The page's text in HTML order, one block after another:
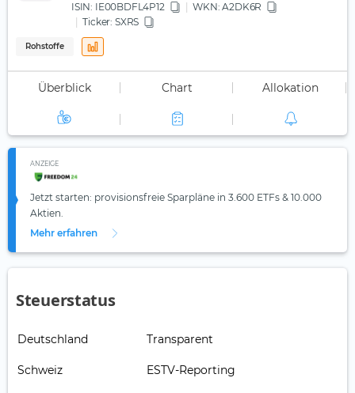
ISIN: IE00BDFL4P12 WKN: A2DK6R
Ticker: SXRS
Rohstoffe
Überblick Chart Allokation
ANZEIGE
Jetzt starten: provisionsfreie Sparpläne in 3.600 ETFs & 10.000
Aktien.
Mehr erfahren
Steuerstatus
Deutschland Transparent
Schweiz ESTV-Reporting